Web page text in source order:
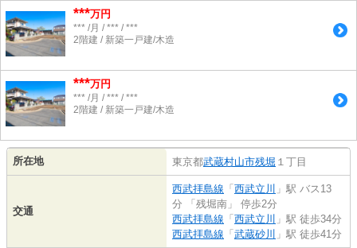
***万円
*** /月 / *** / ***
2階建 / 新築一戸建/木造
***万円
*** /月 / *** / ***
2階建 / 新築一戸建/木造
所在地 東京都武蔵村山市残堀 １丁目
交通
西武拝島線 「 西武立川 」駅 バス13
分 「残堀南」 停歩2分
西武拝島線 「 西武立川 」駅 徒歩34分
西武拝島線 「 武蔵砂川 」駅 徒歩41分